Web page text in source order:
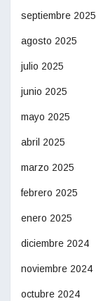
septiembre 2025
agosto 2025
julio 2025
junio 2025
mayo 2025
abril 2025
marzo 2025
febrero 2025
enero 2025
diciembre 2024
noviembre 2024
octubre 2024